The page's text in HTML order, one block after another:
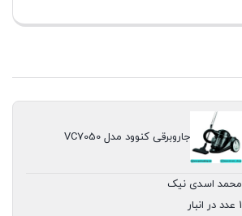
جاروبرقی کنوود مدل VC7050
محمد اسدی نیک
1 عدد در انبار